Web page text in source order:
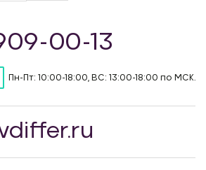
00-13
Пн-Пт: 10:00-18:00, ВС: 13:00-18:00 по МСК.